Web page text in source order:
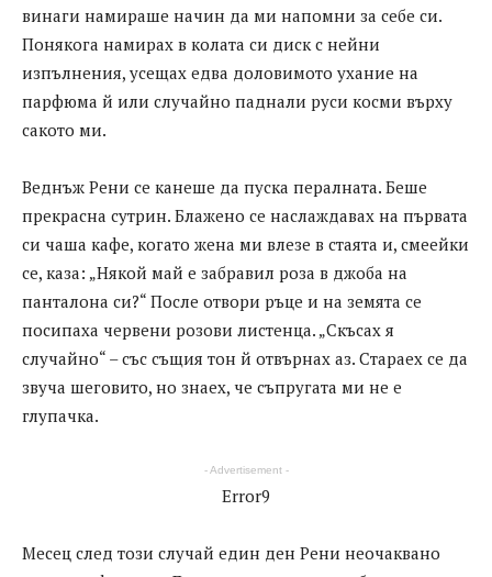
винаги намираше начин да ми напомни за себе си.
Понякога намирах в колата си диск с нейни
изпълнения, усещах едва доловимото ухание на
парфюма й или случайно паднали руси косми върху
сакото ми.
Веднъж Рени се канеше да пуска пералната. Беше
прекрасна сутрин. Блажено се наслаждавах на първата
си чаша кафе, когато жена ми влезе в стаята и, смеейки
се, каза: „Някой май е забравил роза в джоба на
панталона си?“ После отвори ръце и на земята се
посипаха червени розови листенца. „Скъсах я
случайно“ – със същия тон й отвърнах аз. Стараех се да
звуча шеговито, но знаех, че съпругата ми не е
глупачка.
- Advertisement -
Error9
Месец след този случай един ден Рени неочаквано